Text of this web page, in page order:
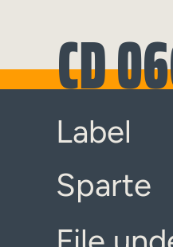
CD
Label
Sparte